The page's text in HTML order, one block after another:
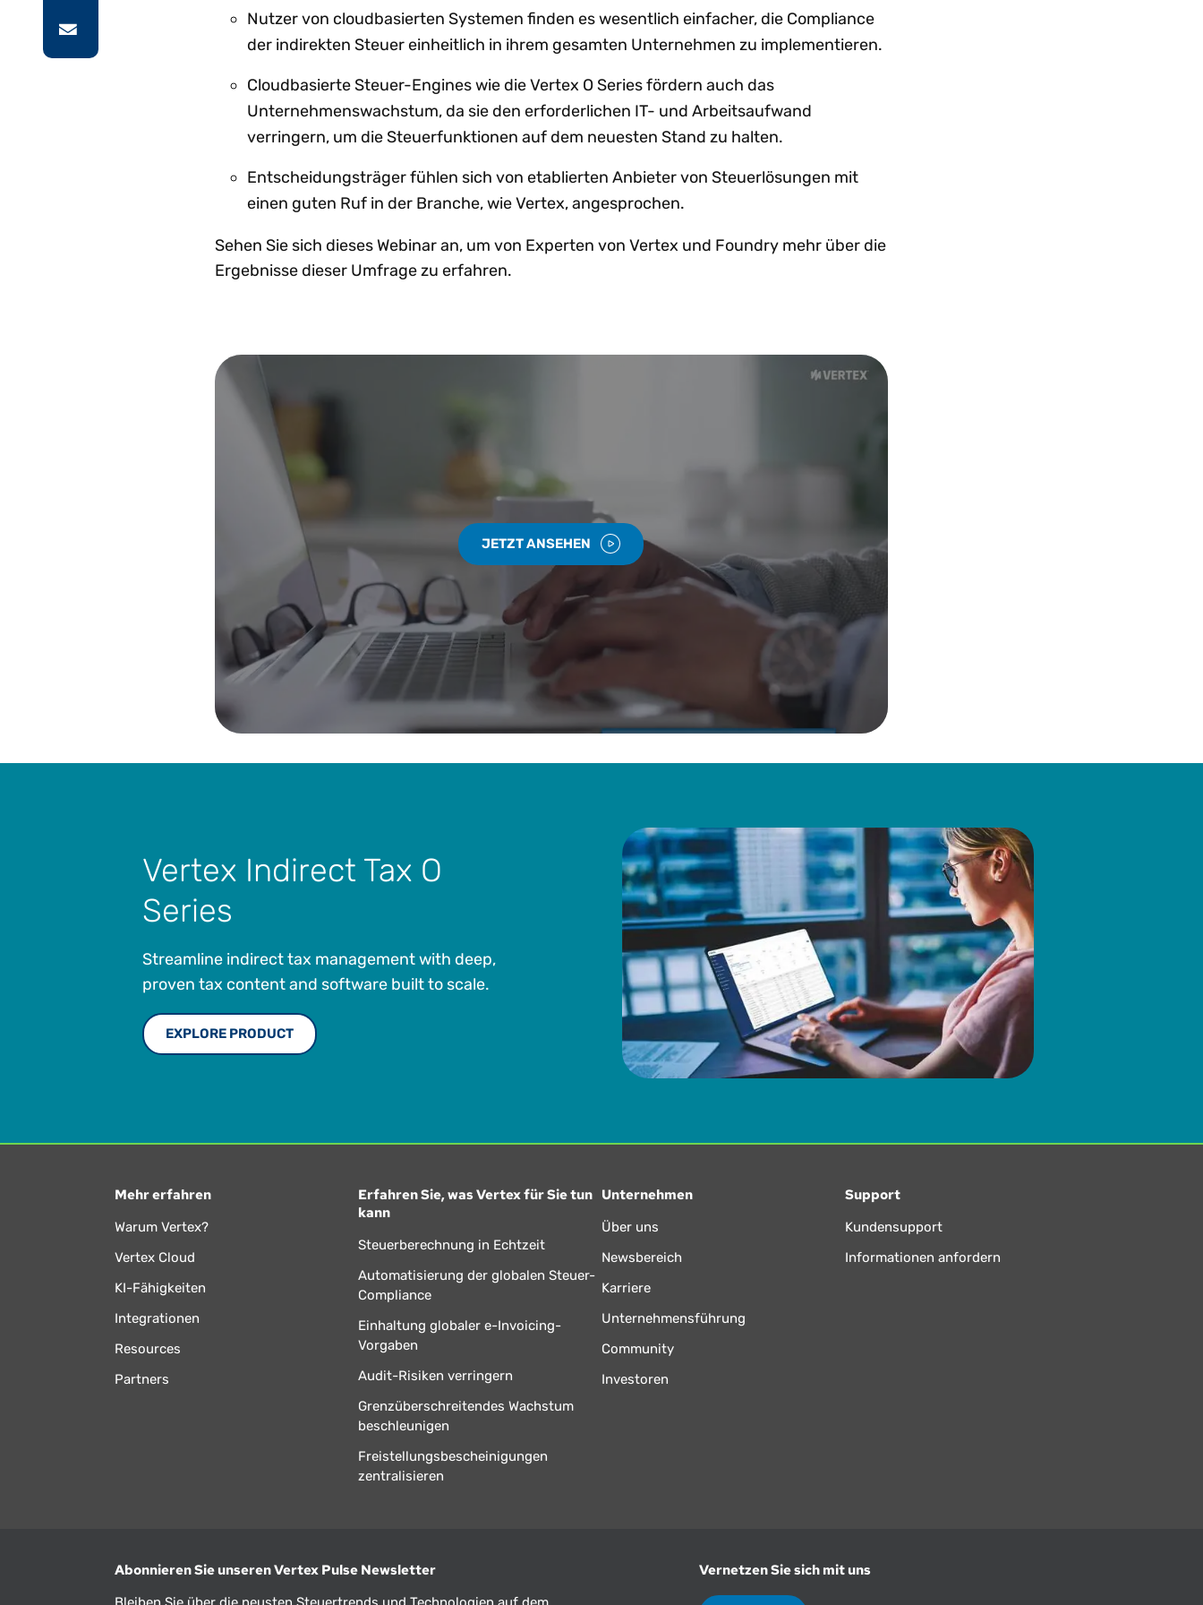
Nutzer von cloudbasierten Systemen finden es wesentlich einfacher, die Compliance
der indirekten Steuer einheitlich in ihrem gesamten Unternehmen zu implementieren.
Cloudbasierte Steuer-Engines wie die Vertex O Series fördern auch das
Unternehmenswachstum, da sie den erforderlichen IT- und Arbeitsaufwand
verringern, um die Steuerfunktionen auf dem neuesten Stand zu halten.
Entscheidungsträger fühlen sich von etablierten Anbieter von Steuerlösungen mit
einen guten Ruf in der Branche, wie Vertex, angesprochen.
Sehen Sie sich dieses Webinar an, um von Experten von Vertex und Foundry mehr über die
Ergebnisse dieser Umfrage zu erfahren.
JETZT ANSEHEN
Vertex Indirect Tax O
Series
Streamline indirect tax management with deep,
proven tax content and software built to scale.
EXPLORE PRODUCT
Mehr erfahren
Warum Vertex?
Vertex Cloud
KI-Fähigkeiten
Integrationen
Resources
Partners
Erfahren Sie, was Vertex für Sie tun
kann
Steuerberechnung in Echtzeit
Automatisierung der globalen Steuer-
Compliance
Einhaltung globaler e-Invoicing-
Vorgaben
Audit-Risiken verringern
Grenzüberschreitendes Wachstum
beschleunigen
Freistellungsbescheinigungen
zentralisieren
Unternehmen
Über uns
Newsbereich
Karriere
Unternehmensführung
Community
Investoren
Support
Kundensupport
Informationen anfordern
Abonnieren Sie unseren Vertex Pulse Newsletter Vernetzen Sie sich mit uns